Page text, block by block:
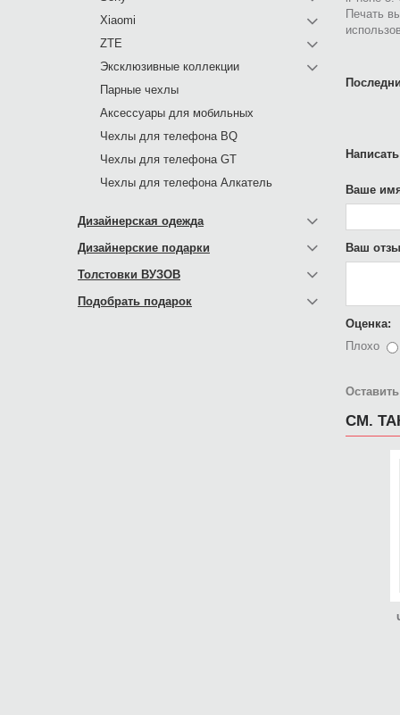
Печать
Ваше
Ваш
Оценка:
Плохо
СМ.
Xiaomi
ZTE
Эксклюзивные коллекции
Парные чехлы
Аксессуары для мобильных
Чехлы для телефона BQ
Чехлы для телефона GT
Чехлы для телефона Алкатель
Дизайнерская одежда
Дизайнерские подарки
Толстовки ВУЗОВ
Подобрать подарок